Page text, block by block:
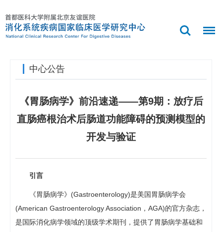
中心公告
《胃肠病学》前沿速递——第9期：放疗后
直肠癌根治术后肠道功能障碍的预测模型的
开发与验证
引言
《胃肠病学》(Gastroenterology)是美国胃肠病学会
(American Gastroenterology Association，AGA)的官方杂志，
是国际消化病学领域的顶级学术期刊，提供了胃肠病学基础和